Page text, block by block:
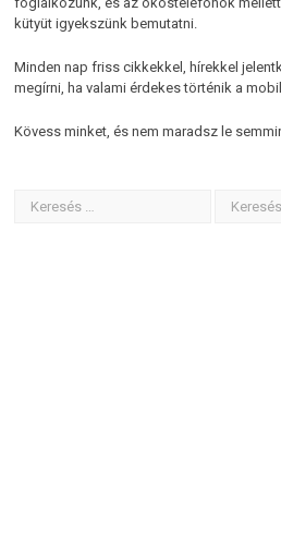
kütyüt igyekszünk bemutatni.
Minden nap friss cikkekkel, hírekkel
megírni, ha valami érdekes történik a
Kövess minket, és nem maradsz le